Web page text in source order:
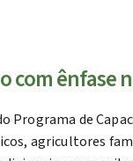
com ênfase
Programa de
agricultores